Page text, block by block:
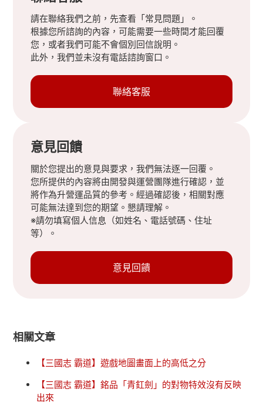
請在聯絡我們之前，先查看「常見問題」。
根據您所諮詢的內容，可能需要一些時間才能回覆
您，或者我們可能不會個別回信說明。
此外，我們並未沒有電話諮詢窗口。
聯絡客服
意見回饋
關於您提出的意見與要求，我們無法逐一回覆。
您所提供的內容將由開發與運營團隊進行確認，並
將作為升營運品質的參考。經過確認後，相關對應
可能無法達到您的期望。懇請理解。
※請勿填寫個人信息（如姓名、電話號碼、住址
等）。
意見回饋
相關文章
【三國志 霸道】遊戲地圖畫面上的高低之分
【三國志 霸道】銘品「青釭劍」的對物特效沒有反映
出來